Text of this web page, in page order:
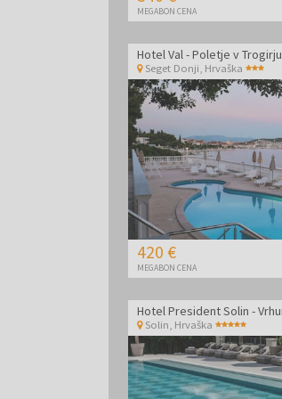
MEGABON CENA
Hotel Val - Poletje v Trogirju
Seget Donji Hrvaška
420 €
MEGABON CENA
Solin Hrvaška